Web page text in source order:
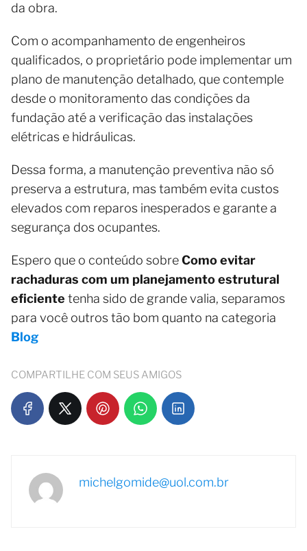
da obra.
Com o acompanhamento de engenheiros
qualificados, o proprietário pode implementar um
plano de manutenção detalhado, que contemple
desde o monitoramento das condições da
fundação até a verificação das instalações
elétricas e hidráulicas.
Dessa forma, a manutenção preventiva não só
preserva a estrutura, mas também evita custos
elevados com reparos inesperados e garante a
segurança dos ocupantes.
Espero que o conteúdo sobreComo evitar
rachaduras com um planejamento estrutural
eficiente tenha sido de grande valia, separamos
para você outros tão bom quanto na categoria
Blog
COMPARTILHE COM SEUS AMIGOS
michelgomide@uol.com.br